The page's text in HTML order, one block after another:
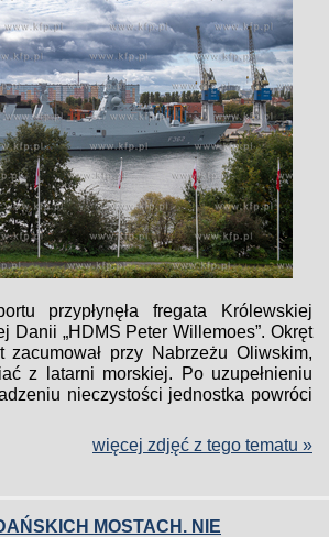
przypłynęła fregata Królewskiej
Danii „HDMS Peter Willemoes”. Okręt
zacumował przy Nabrzeżu Oliwskim,
z latarni morskiej. Po uzupełnieniu
nieczystości jednostka powróci
więcej zdjęć z tego tematu »
MOSTACH. NIE